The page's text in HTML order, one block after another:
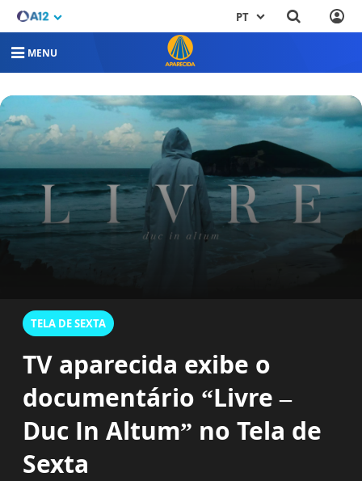
PT
MENU
TELA DE SEXTA
TV aparecida exibe o
documentário “Livre –
Duc In Altum” no Tela de
Sexta